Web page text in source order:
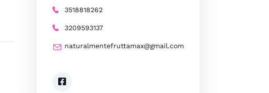
3518818262
3209593137
naturalmentefruttamax@gmail.com